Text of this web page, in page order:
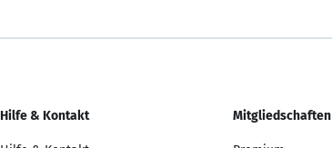
Hilfe & Kontakt Mitgliedschaften